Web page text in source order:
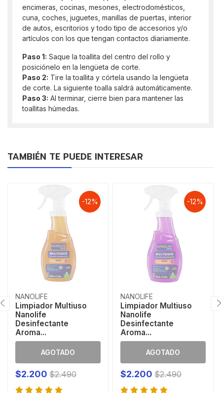
encimeras, cocinas, mesones, electrodomésticos,
cuna, coches, juguetes, manillas de puertas, interior
de autos, escritorios y todo tipo de accesorios y/o
artículos con los que tengan contactos diariamente.
Paso 1: Saque la toallita del centro del rollo y
posiciónelo en la lengüeta de corte.
Paso 2: Tire la toallita y córtela usando la lengüeta
de corte. La siguiente toalla saldrá automáticamente.
Paso 3: Al terminar, cierre bien para mantener las
toallitas húmedas.
TAMBIÉN TE PUEDE INTERESAR
-12%
NANOLIFE
Limpiador Multiuso
Nanolife
Desinfectante
Aroma...
AGOTADO
$2.200 $2.490
-12%
NANOLIFE
Limpiador Multiuso
Nanolife
Desinfectante
Aroma...
AGOTADO
$2.200 $2.490